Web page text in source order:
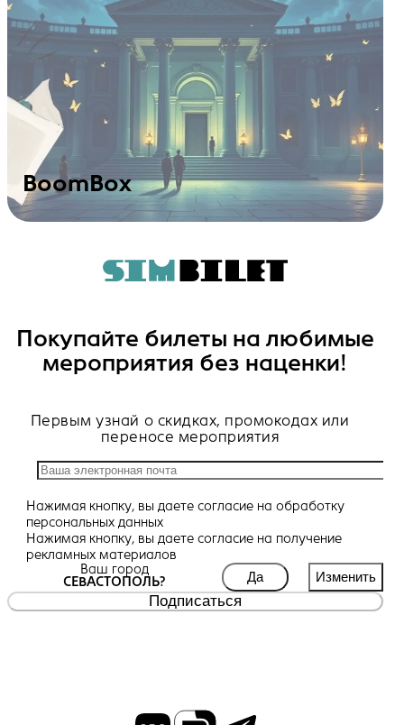
BoomBox
Покупайте билеты на любимые
мероприятия без наценки!
Первым узнай о скидках, промокодах или
переносе мероприятия
Нажимая кнопку, вы даете согласие на обработку
персональных данных
Нажимая кнопку, вы даете согласие на получение
рекламных материалов
Ваш город
СЕВАСТОПОЛЬ?
Да Изменить
Подписаться